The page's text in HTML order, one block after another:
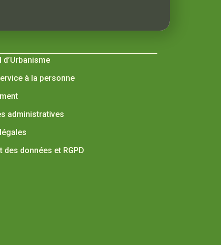
d’Urbanisme
à la personne
administratives
des données et RGPD